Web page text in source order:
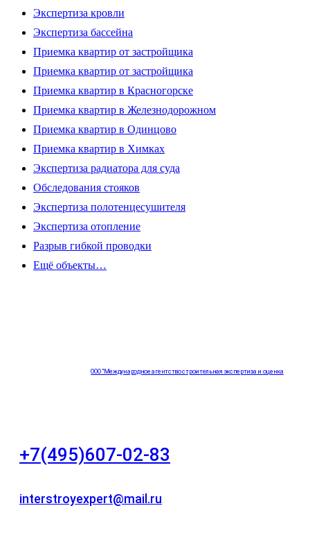
Экспертиза кровли
Экспертиза бассейна
Приемка квартир от застройщика
Приемка квартир от застройщика
Приемка квартир в Красногорске
Приемка квартир в Железнодорожном
Приемка квартир в Одинцово
Приемка квартир в Химках
Экспертиза радиатора для суда
Обследования стояков
Экспертиза полотенцесушителя
Экспертиза отопление
Разрыв гибкой проводки
Ещё объекты…
ООО "Международное агентство строительная экспертиза и оценка
+7(495)607-02-83
interstroyexpert@mail.ru